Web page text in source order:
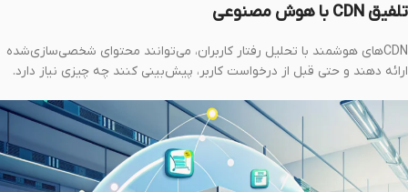
تلفیق CDN با هوش مصنوعی
CDNهای هوشمند با تحلیل رفتار کاربران، می‌توانند محتوای شخصی‌سازی‌شده
ارائه دهند و حتی قبل از درخواست کاربر، پیش‌بینی کنند چه چیزی نیاز دارد.